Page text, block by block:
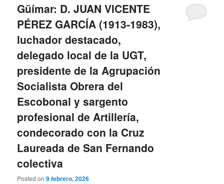
Güímar: D. JUAN VICENTE
PÉREZ GARCÍA (1913-1983),
luchador destacado,
delegado local de la UGT,
presidente de la Agrupación
Socialista Obrera del
Escobonal y sargento
profesional de Artillería,
condecorado con la Cruz
Laureada de San Fernando
colectiva
Posted on9 febrero, 2026